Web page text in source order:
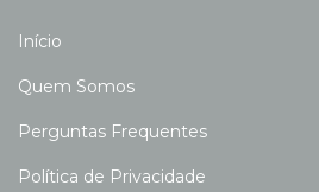
Início
Quem Somos
Perguntas Frequentes
Política de Privacidade